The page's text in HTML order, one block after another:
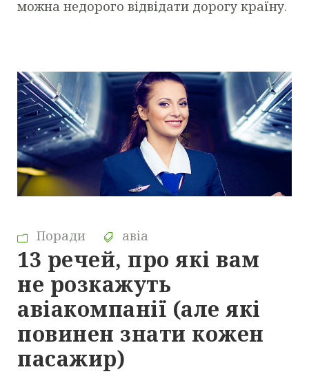
можна недорого відвідати дорогу країну.
Поради авіа
13 речей, про які вам
не розкажуть
авіакомпанії (але які
повинен знати кожен
пасажир)